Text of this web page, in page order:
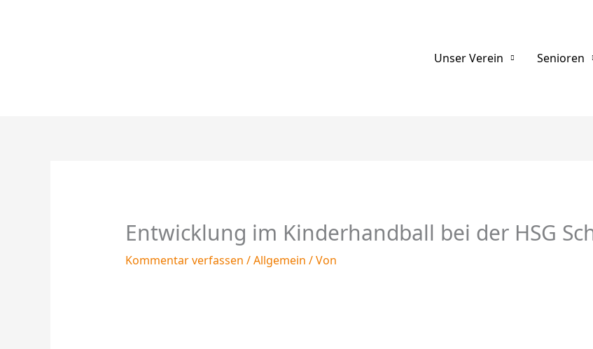
Unser Verein Senioren
Entwicklung im Kinderhandball bei der HSG
Kommentar verfassen /Allgemein / Von